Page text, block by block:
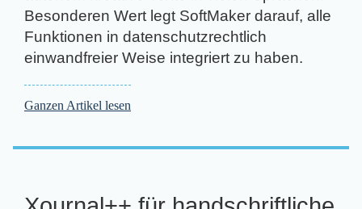
Besonderen Wert legt SoftMaker darauf, alle
Funktionen in datenschutzrechtlich
einwandfreier Weise integriert zu haben.
Ganzen Artikel lesen